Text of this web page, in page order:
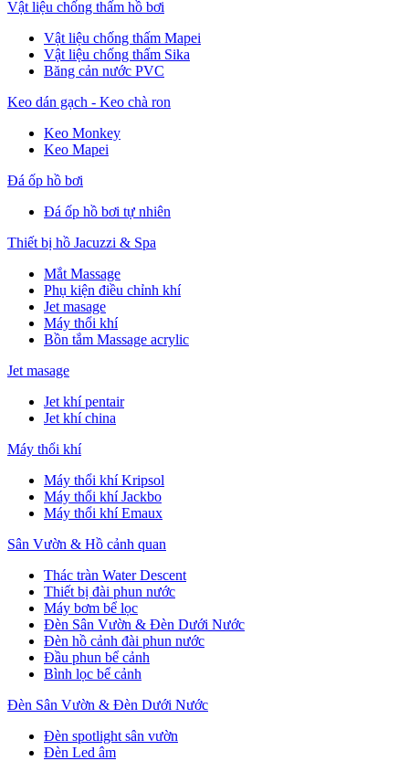
Vật liệu chống thấm hồ bơi
Vật liệu chống thấm Mapei
Vật liệu chống thấm Sika
Băng cản nước PVC
Keo dán gạch - Keo chà ron
Keo Monkey
Keo Mapei
Đá ốp hồ bơi
Đá ốp hồ bơi tự nhiên
Thiết bị hồ Jacuzzi & Spa
Mắt Massage
Phụ kiện điều chỉnh khí
Jet masage
Máy thổi khí
Bồn tắm Massage acrylic
Jet masage
Jet khí pentair
Jet khí china
Máy thổi khí
Máy thổi khí Kripsol
Máy thổi khí Jackbo
Máy thổi khí Emaux
Sân Vườn & Hồ cảnh quan
Thác tràn Water Descent
Thiết bị đài phun nước
Máy bơm bể lọc
Đèn Sân Vườn & Đèn Dưới Nước
Đèn hồ cảnh đài phun nước
Đầu phun bể cảnh
Bình lọc bể cảnh
Đèn Sân Vườn & Đèn Dưới Nước
Đèn spotlight sân vườn
Đèn Led âm